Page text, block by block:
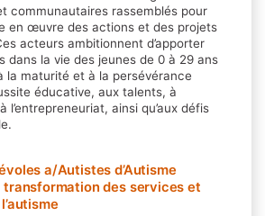
communautaires rassemblés pour
en œuvre des actions et des projets
acteurs ambitionnent d’apporter
dans la vie des jeunes de 0 à 29 ans
la maturité et à la persévérance
éducative, aux talents, à
l’entrepreneuriat, ainsi qu’aux défis
a/Autistes d’Autisme
transformation des services et